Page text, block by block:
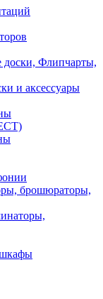
доски, Флипчарты,
и аксессуары
брошюраторы,